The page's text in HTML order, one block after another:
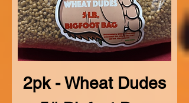
2pk - Wheat Dudes